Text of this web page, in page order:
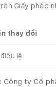
Giấy phép
thay đổi
lệ
Công ty Cổ